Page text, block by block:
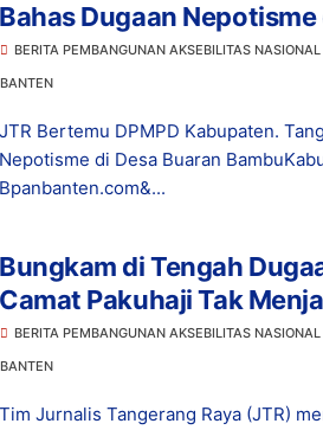
Bahas Dugaan Nepotisme
Bambu
BERITA PEMBANGUNAN AKSEBILITAS NASIONAL
BANTEN
JTR Bertemu DPMPD Kabupaten.
Nepotisme di Desa Buaran
Bpanbanten.com&...
Bungkam di Tengah
Camat Pakuhaji Tak
Keuangan Anak Kades,
BERITA PEMBANGUNAN AKSEBILITAS NASIONAL
BANTEN
Tim Jurnalis Tangerang Raya (JTR)